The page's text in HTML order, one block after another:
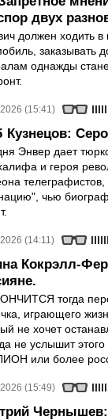
двух
должен ходить в
заказывать
однажды
(15:41)
Кузнецов:
Энвер дает
и героя
чью
(14:11)
Кокрэлл-
тогда
играющего
не хочет
не услышит
или более
(15:49)
Чернышев: